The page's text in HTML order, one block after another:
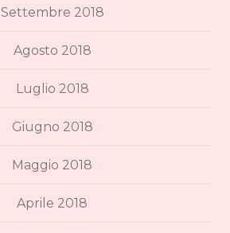
Settembre 2018
Agosto 2018
Luglio 2018
Giugno 2018
Maggio 2018
Aprile 2018